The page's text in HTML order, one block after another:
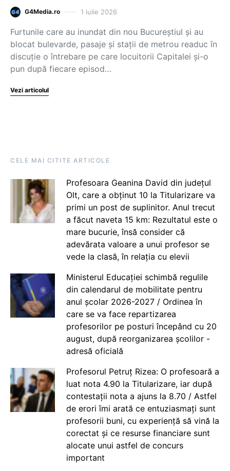
G4Media.ro 1 iulie 2026
Furtunile care au inundat din nou Bucureștiul și au
blocat bulevarde, pasaje și stații de metrou readuc în
discuție o întrebare pe care locuitorii Capitalei și-o
pun după fiecare episod…
Vezi articolul
CELE MAI CITITE ARTICOLE
Profesoara Geanina David din județul
Olt, care a obținut 10 la Titularizare va
primi un post de suplinitor. Anul trecut
a făcut naveta 15 km: Rezultatul este o
mare bucurie, însă consider că
adevărata valoare a unui profesor se
vede la clasă, în relația cu elevii
Ministerul Educației schimbă regulile
din calendarul de mobilitate pentru
anul școlar 2026-2027 / Ordinea în
care se va face repartizarea
profesorilor pe posturi începând cu 20
august, după reorganizarea școlilor -
adresă oficială
Profesorul Petruț Rizea: O profesoară a
luat nota 4.90 la Titularizare, iar după
contestații nota a ajuns la 8.70 / Astfel
de erori îmi arată ce entuziasmați sunt
profesorii buni, cu experiență să vină la
corectat și ce resurse financiare sunt
alocate unui astfel de concurs
important